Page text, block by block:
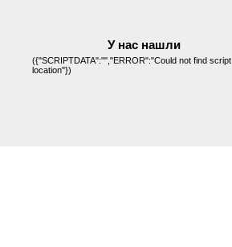
У нас нашли
({"SCRIPTDATA":"","ERROR":"Could not find script
location"})